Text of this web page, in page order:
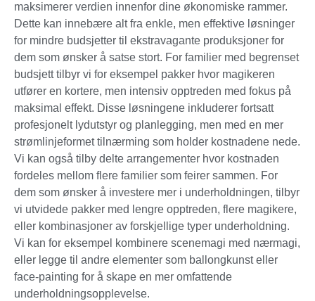
maksimerer verdien innenfor dine økonomiske rammer.
Dette kan innebære alt fra enkle, men effektive løsninger
for mindre budsjetter til ekstravagante produksjoner for
dem som ønsker å satse stort. For familier med begrenset
budsjett tilbyr vi for eksempel pakker hvor magikeren
utfører en kortere, men intensiv opptreden med fokus på
maksimal effekt. Disse løsningene inkluderer fortsatt
profesjonelt lydutstyr og planlegging, men med en mer
strømlinjeformet tilnærming som holder kostnadene nede.
Vi kan også tilby delte arrangementer hvor kostnaden
fordeles mellom flere familier som feirer sammen. For
dem som ønsker å investere mer i underholdningen, tilbyr
vi utvidede pakker med lengre opptreden, flere magikere,
eller kombinasjoner av forskjellige typer underholdning.
Vi kan for eksempel kombinere scenemagi med nærmagi,
eller legge til andre elementer som ballongkunst eller
face-painting for å skape en mer omfattende
underholdningsopplevelse.